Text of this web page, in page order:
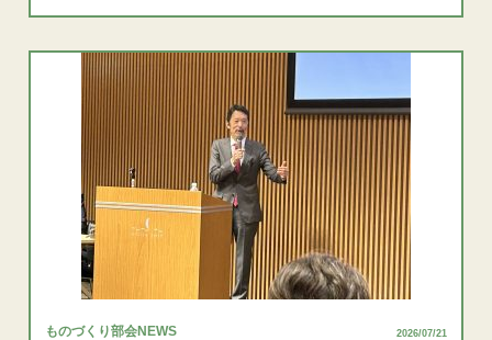
ものづくり部会NEWS 2026/07/21